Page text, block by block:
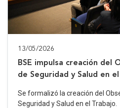
13/05/2026
BSE impulsa creación del
de Seguridad y Salud en
Se formalizó la creación del
Seguridad y Salud en el Trabajo.